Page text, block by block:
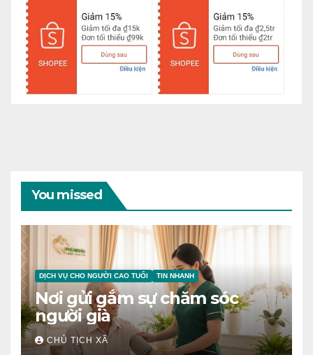
You missed
DỊCH VỤ CHO NGƯỜI CAO TUỔI TIN NHANH
Nơi gửi gắm sự chăm sóc
người già
CHỦ TỊCH XÃ